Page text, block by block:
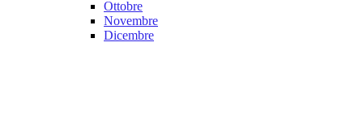
Ottobre
Novembre
Dicembre